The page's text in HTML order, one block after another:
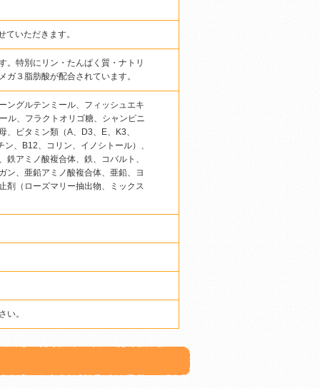
いただきます。
。特別にリン・たんぱく質・ナトリ
３脂肪酸が配合されています。
ングルテンミール、フィッシュエキ
ル、フラクトオリゴ糖、シャンピニ
ビタミン類（A、D3、E、K3、
、B12、コリン、イノシトール）、
アミノ酸複合体、鉄、コバルト、
ン、亜鉛アミノ酸複合体、亜鉛、ヨ
剤（ローズマリー抽出物、ミックス
い。